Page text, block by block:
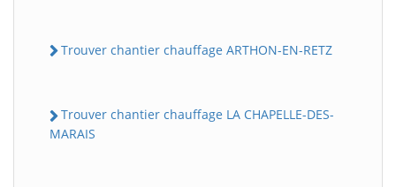
Trouver chantier chauffage ARTHON-EN-RETZ
Trouver chantier chauffage LA CHAPELLE-DES-
MARAIS